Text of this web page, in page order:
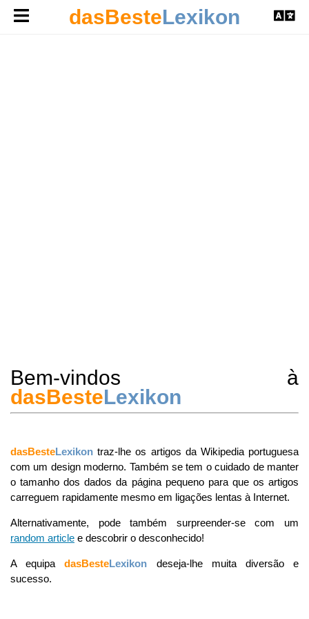
dasBesteLexikon
Bem-vindos à
dasBesteLexikon
dasBesteLexikon traz-lhe os artigos da Wikipedia portuguesa
com um design moderno. Também se tem o cuidado de manter
o tamanho dos dados da página pequeno para que os artigos
carreguem rapidamente mesmo em ligações lentas à Internet.
Alternativamente, pode também surpreender-se com um
random article e descobrir o desconhecido!
A equipadasBesteLexikon deseja-lhe muita diversão e
sucesso.